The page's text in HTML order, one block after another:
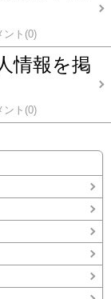
ント(0)
情報を掲
ント(0)